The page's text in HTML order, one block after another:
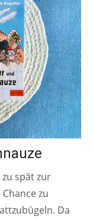
spät zur
zu
Da